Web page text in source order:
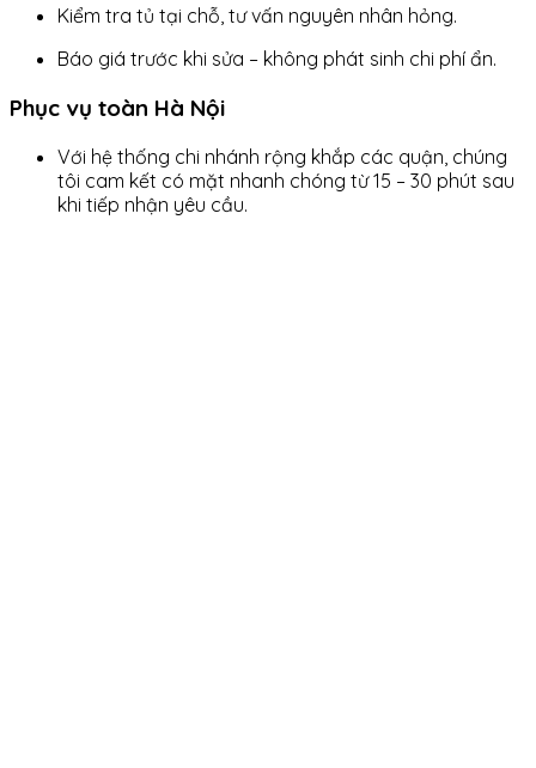
Kiểm tra tủ tại chỗ, tư vấn nguyên nhân hỏng.
Báo giá trước khi sửa – không phát sinh chi phí ẩn.
Phục vụ toàn Hà Nội
Với hệ thống chi nhánh rộng khắp các quận, chúng
tôi cam kết có mặt nhanh chóng từ 15 – 30 phút sau
khi tiếp nhận yêu cầu.